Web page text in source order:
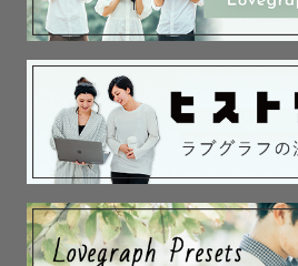
ーーーーーーーーーー
✿ゆうかりす。ってどんな人？✿
旅行とカメラが大好きな32歳です！